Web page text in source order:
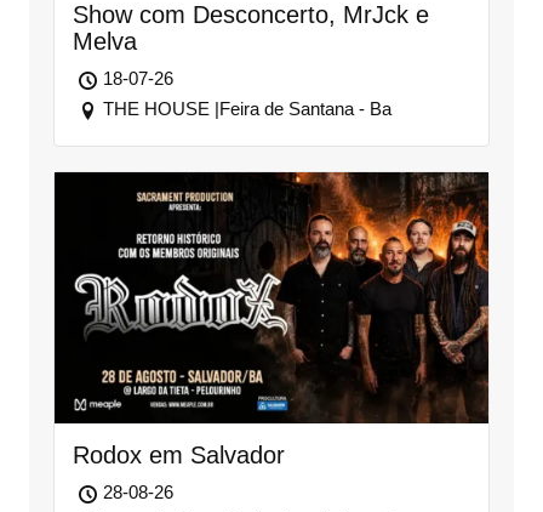
Show com Desconcerto, MrJck e
Melva
18-07-26
THE HOUSE |Feira de Santana - Ba
Rodox em Salvador
28-08-26